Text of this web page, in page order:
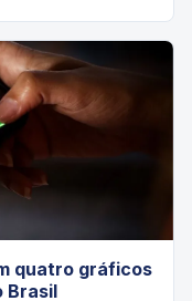
quatro gráficos
Brasil